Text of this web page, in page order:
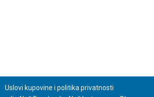
Uslovi kupovine i politika privatnosti